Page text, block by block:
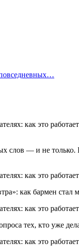
повседневных…
слов — и не
как бармен стал
тех, кто уже